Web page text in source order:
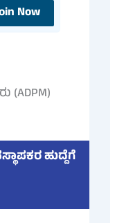
Now
ಹುದ್ದೆಗೆ